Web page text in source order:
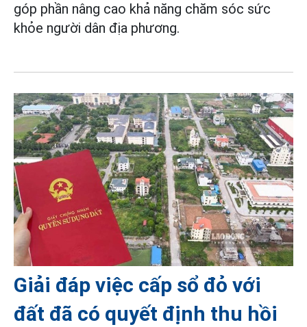
góp phần nâng cao khả năng chăm sóc sức
khỏe người dân địa phương.
Giải đáp việc cấp sổ đỏ với
đất đã có quyết định thu hồi